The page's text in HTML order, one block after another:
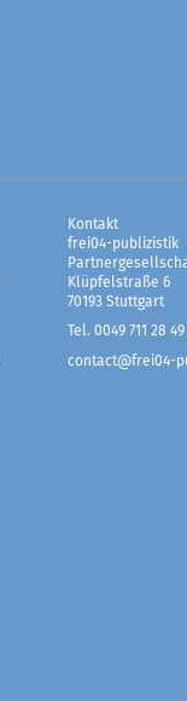
Kontakt
frei04-publizistik
Klüpfelstraße 6
70193 Stuttgart
Tel. 0049 711 28 49
contact@frei04-